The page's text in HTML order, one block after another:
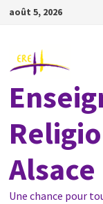
Passer
août 5, 2026
Alsace
Une chance pour